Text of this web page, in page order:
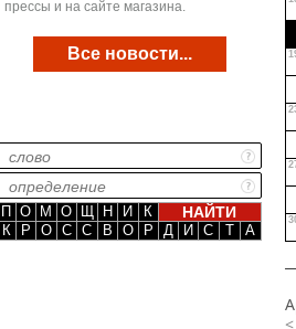
прессы и на сайте магазина.
Все новости...
П О М О Щ Н И
К
К
Р О С С В О Р Д И С Т А
<